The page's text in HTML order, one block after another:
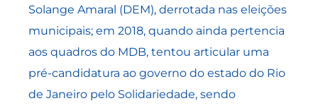
Solange Amaral (DEM), derrotada nas eleições
municipais; em 2018, quando ainda pertencia
aos quadros do MDB, tentou articular uma
pré-candidatura ao governo do estado do Rio
de Janeiro pelo Solidariedade, sendo